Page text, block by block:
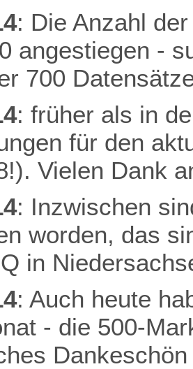
: Die Anzahl
angestiegen -
700
: früher als in
für den
Vielen Dank
: Inzwischen
worden, das
in
: Auch heute
- die 500-